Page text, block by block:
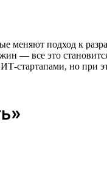
меняют подход к
— все это
стартапами, но при